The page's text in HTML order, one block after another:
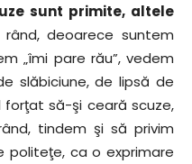
sunt primite, altele
deoarece suntem
„îmi pare rău”, vedem
slăbiciune, de lipsă de
să-şi ceară scuze,
tindem şi să privim
ca o exprimare